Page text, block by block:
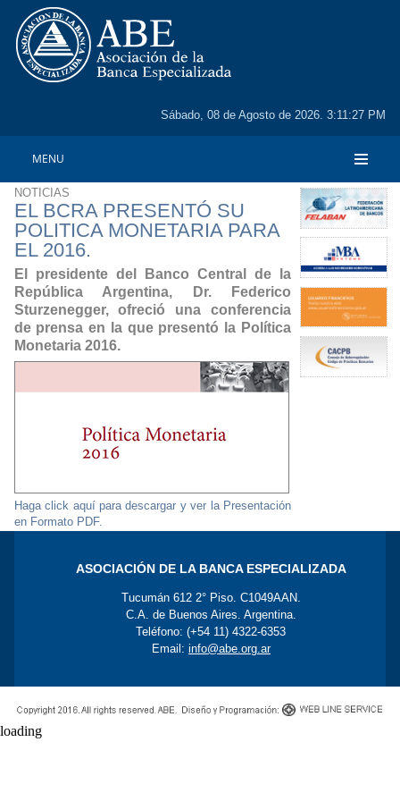
Sábado, 08 de Agosto de 2026. 3:11:27 PM
MENU
NOTICIAS
EL BCRA PRESENTÓ SU
POLITICA MONETARIA PARA
EL 2016.
El presidente del Banco Central de la
República Argentina, Dr. Federico
Sturzenegger, ofreció una conferencia
de prensa en la que presentó la Política
Monetaria 2016.
Haga click aquí para descargar y ver la Presentación
en Formato PDF.
ASOCIACIÓN DE LA BANCA ESPECIALIZADA
Tucumán 612 2° Piso. C1049AAN.
C.A. de Buenos Aires. Argentina.
Teléfono: (+54 11) 4322-6353
Email: info@abe.org.ar
loading